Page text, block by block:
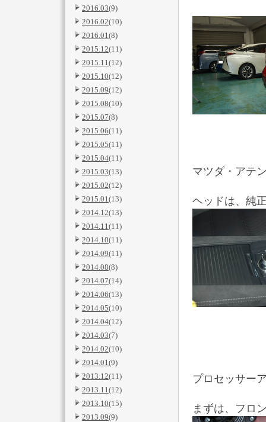
2016.03(9)
2016.02(10)
2016.01(8)
2015.12(11)
2015.11(12)
2015.10(12)
2015.09(12)
2015.08(10)
2015.07(8)
2015.06(11)
2015.05(11)
2015.04(11)
2015.03(13)
2015.02(12)
2015.01(13)
2014.12(13)
2014.11(11)
2014.10(11)
2014.09(11)
2014.08(8)
2014.07(14)
2014.06(13)
2014.05(10)
2014.04(12)
2014.03(7)
2014.02(10)
2014.01(9)
2013.12(11)
2013.11(12)
2013.10(15)
2013.09(9)
マツダ・アテ
ヘッドは、純
プロセッサー
まずは、フロ